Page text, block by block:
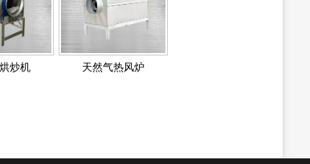
炒机 天然气热风炉